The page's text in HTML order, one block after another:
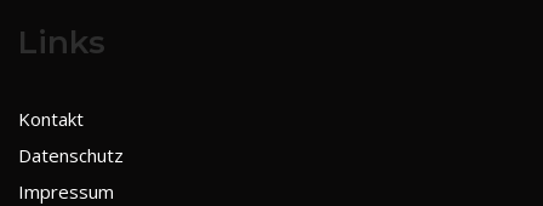
Links
Kontakt
Datenschutz
Impressum